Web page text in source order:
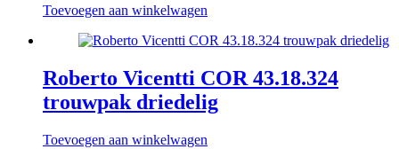
Toevoegen aan winkelwagen
Roberto Vicentti COR 43.18.324
trouwpak driedelig
Toevoegen aan winkelwagen